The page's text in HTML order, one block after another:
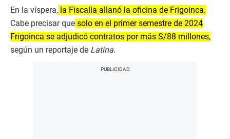
En la víspera, la Fiscalía allanó la oficina de Frigoinca.
Cabe precisar que solo en el primer semestre de 2024
Frigoinca se adjudicó contratos por más S/88 millones,
según un reportaje de Latina.